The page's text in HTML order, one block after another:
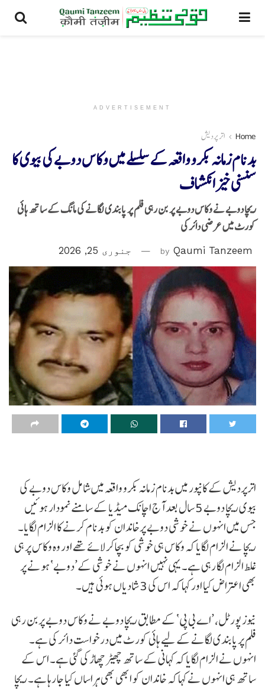
ADVERTISEMENT
Home اتر پردیش
بدنام زمانہ بکرو واقعہ کے سلسلے میں وکاس دوبے کی بیوی کا
سنسنی خیز انکشاف
ریچا دوبے نے وکاس دوبے پر بن رہی فلم پر پابندی لگانے کی مانگ کے ساتھ ہائی
کورٹ میں عرضی دائر کی
by Qaumi Tanzeem جنوری 25, 2026
اترپردیش کے کانپور میں بدنام زمانہ بکرو واقعہ میں شامل وکاس دوبے کی
بیوی ریچا دوبے 5 سال بعد آج اچانک میڈیا کے سامنے نمودار ہوئیں
جس میں انہوں نے خوشی دوبے پرخاندان کو بدنام کرنے کا الزام لگایا۔
ریچا نے الزام لگایا کہ وکاس ہی خوشی کو بچاکر لائے تھے اور وہ وکاس پر ہی
غلط الزام لگا رہی ہے۔ یہی نہیں انہوں نے خوشی کے’دوبے‘ ہونے پر
بھی اعتراض کیا اور کہا کہ اس کی 3 شادیاں ہوئی ہیں۔
نیوز پورٹل، ’اے بی پی‘ کے مطابق ریچا دوبے نے وکاس دوبے پربن رہی
فلم پر پابندی لگانے کے لیے ہائی کورٹ میں درخواست دائر کی ہے۔
انہوں نے الزام لگایا کہ کہانی کے ساتھ چھیڑ چھاڑ کی گئی ہے۔ اس کے
ساتھ ہی انہوں نے کہا کہ خاندان کو ابھی بھی ہراساں کیا جا رہا ہے۔ ریچا